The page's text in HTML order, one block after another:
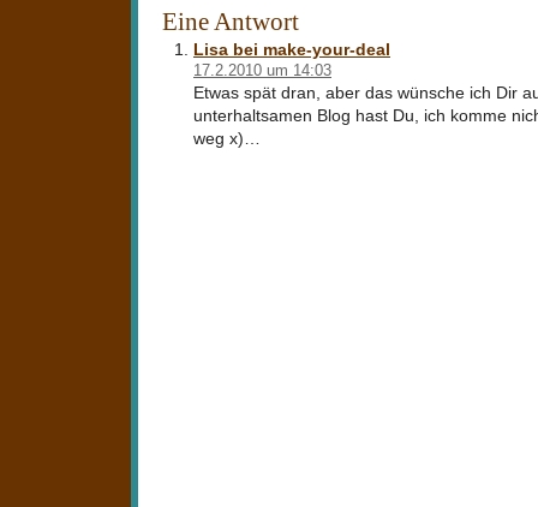
Eine Antwort
Lisa bei make-your-deal
17.2.2010 um 14:03
Etwas spät dran, aber das wünsche ich Dir
unterhaltsamen Blog hast Du, ich komme
weg x)…